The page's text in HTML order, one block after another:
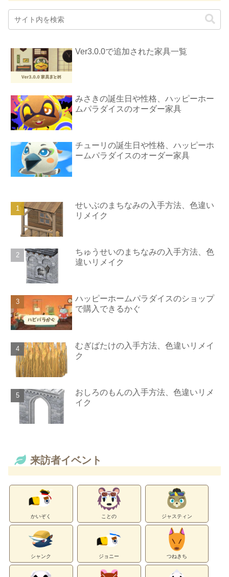
Ver3.0.0で追加された家具一覧
みさきの誕生日や性格、ハッピーホー
ムパラダイスのオーダー家具
チューリの誕生日や性格、ハッピーホ
ームパラダイスのオーダー家具
せいぶのまちなみの入手方法、色違い
リメイク
ちゅうせいのまちなみの入手方法、色
違いリメイク
ハッピーホームパラダイスのショップ
で購入できるかぐ
むぎばたけの入手方法、色違いリメイ
ク
おしろのもんの入手方法、色違いリメ
イク
来訪者イベント
かいぞく ことの ジャスティン
シャンク ジョニー つねきち